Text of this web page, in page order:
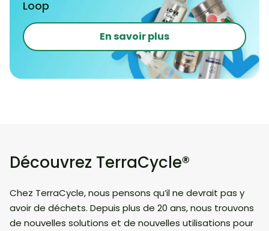
Loop
En savoir plus
Découvrez TerraCycle®
Chez TerraCycle, nous pensons qu’il ne devrait pas y
avoir de déchets. Depuis plus de 20 ans, nous trouvons
de nouvelles solutions et de nouvelles utilisations pour